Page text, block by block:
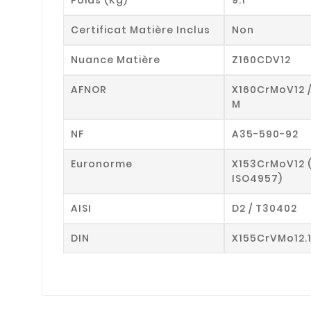
Certificat Matière Inclus Non
Nuance Matière Z160CDV12
AFNOR
X160CrMoV12
M
NF A35-590-92
Euronorme
X153CrMoV12
ISO4957)
AISI D2 / T30402
DIN X155CrVMo12.1